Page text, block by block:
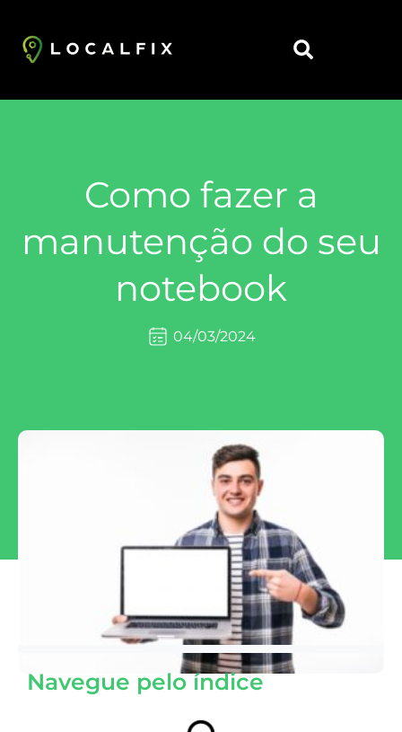
Como fazer a
manutenção do seu
notebook
04/03/2024
Navegue pelo índice